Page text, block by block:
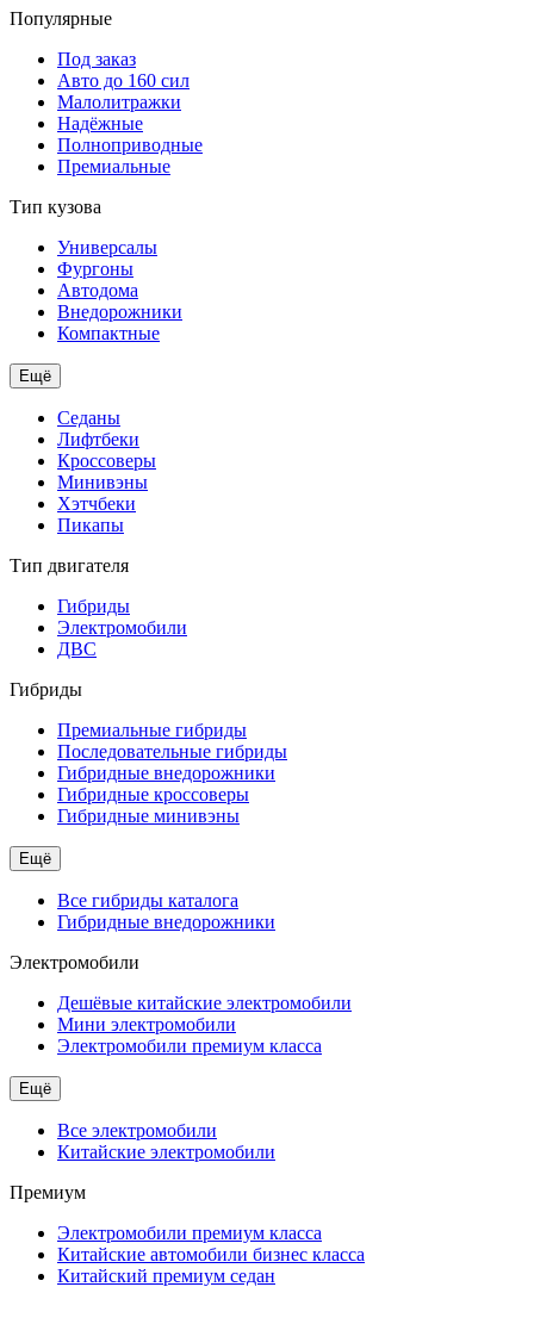
Популярные
Под заказ
Авто до 160 сил
Малолитражки
Надёжные
Полноприводные
Премиальные
Тип кузова
Универсалы
Фургоны
Автодома
Внедорожники
Компактные
Ещё
Седаны
Лифтбеки
Кроссоверы
Минивэны
Хэтчбеки
Пикапы
Тип двигателя
Гибриды
Электромобили
ДВС
Гибриды
Премиальные гибриды
Последовательные гибриды
Гибридные внедорожники
Гибридные кроссоверы
Гибридные минивэны
Ещё
Все гибриды каталога
Гибридные внедорожники
Электромобили
Дешёвые китайские электромобили
Мини электромобили
Электромобили премиум класса
Ещё
Все электромобили
Китайские электромобили
Премиум
Электромобили премиум класса
Китайские автомобили бизнес класса
Китайский премиум седан